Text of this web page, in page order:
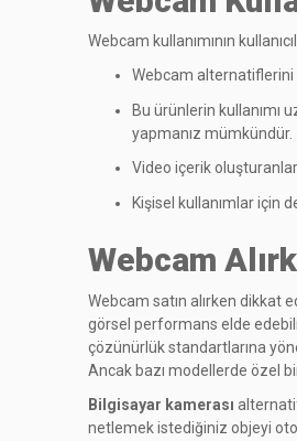
Webcam kullanımının
Webcam alternatiflerini
Bu ürünlerin kullanımı
yapmanız mümkündür.
Video içerik
Kişisel kullanımlar için
Webcam
Webcam satın alırken dikkat
görsel performans elde
çözünürlük standartlarına
Ancak bazı modellerde özel
Bilgisayar kamerası
netlemek istediğiniz objeyi